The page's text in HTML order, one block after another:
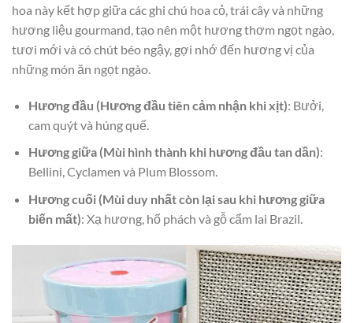
hoa này kết hợp giữa các ghi chú hoa cỏ, trái cây và những
hương liệu gourmand, tạo nên một hương thơm ngọt ngào,
tươi mới và có chút béo ngậy, gợi nhớ đến hương vị của
những món ăn ngọt ngào.
Hương đầu (Hương đầu tiên cảm nhận khi xịt): Bưởi,
cam quýt và húng quế.
Hương giữa (Mùi hình thành khi hương đầu tan dần):
Bellini, Cyclamen và Plum Blossom.
Hương cuối (Mùi duy nhất còn lại sau khi hương giữa
biến mất): Xạ hương, hổ phách và gỗ cẩm lai Brazil.